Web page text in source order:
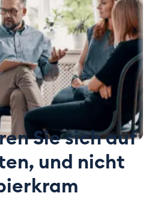
Sie sich auf
und nicht